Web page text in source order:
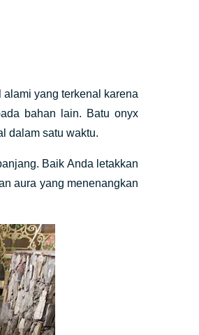
yang terkenal karena
bahan lain. Batu onyx
dalam satu waktu.
Baik Anda letakkan
aura yang menenangkan